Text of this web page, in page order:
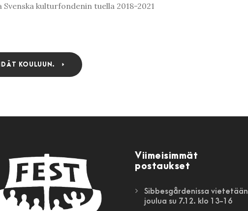
kulturfondenin tuella 2018-2021
KOULUUN.
Viimeisimmät
postaukset
Sibbesgårdenissa vietetään
joulua su 7.12. klo 13-16